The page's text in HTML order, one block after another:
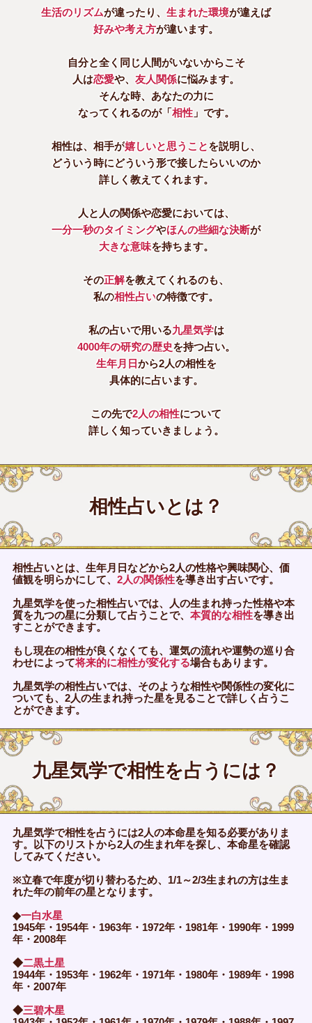
生活のリズムが違ったり、 生まれた環境が違えば
好みや考え方が違います。
自分と全く同じ人間がいないからこそ
人は恋愛や、 友人関係に悩みます。
そんな時、あなたの力に
なってくれるのが「相性」です。
相性は、相手が嬉しいと思うことを説明し、
どういう時にどういう形で接したらいいのか
詳しく教えてくれます。
人と人の関係や恋愛においては、
一分一秒のタイミングやほんの些細な決断が
大きな意味を持ちます。
その正解を教えてくれるのも、
私の相性占いの特徴です。
私の占いで用いる九星気学は
4000年の研究の歴史を持つ占い。
生年月日から2人の相性を
具体的に占います。
この先で2人の相性について
詳しく知っていきましょう。
相性占いとは？
相性占いとは、生年月日などから2人の性格や興味関心、価
値観を明らかにして、 2人の関係性を導き出す占いです。
九星気学を使った相性占いでは、人の生まれ持った性格や本
質を九つの星に分類して占うことで、 本質的な相性を導き出
すことができます。
もし現在の相性が良くなくても、運気の流れや運勢の巡り合
わせによって将来的に相性が変化する場合もあります。
九星気学の相性占いでは、そのような相性や関係性の変化に
ついても、2人の生まれ持った星を見ることで詳しく占うこ
とができます。
九星気学で相性を占うには？
九星気学で相性を占うには2人の本命星を知る必要がありま
す。以下のリストから2人の生まれ年を探し、本命星を確認
してみてください。
※立春で年度が切り替わるため、1/1～2/3生まれの方は生ま
れた年の前年の星となります。
◆一白水星
1945年・1954年・1963年・1972年・1981年・1990年・1999
年・2008年
◆二黒土星
1944年・1953年・1962年・1971年・1980年・1989年・1998
年・2007年
◆三碧木星